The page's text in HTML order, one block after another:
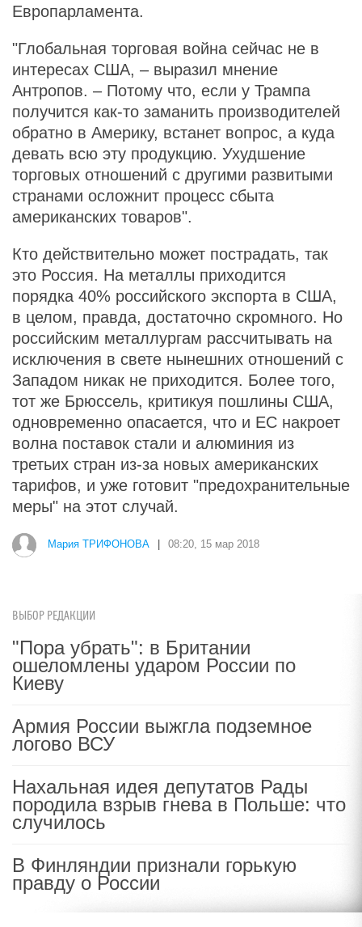
Европарламента.
"Глобальная торговая война сейчас не в
интересах США, – выразил мнение
Антропов. – Потому что, если у Трампа
получится как-то заманить производителей
обратно в Америку, встанет вопрос, а куда
девать всю эту продукцию. Ухудшение
торговых отношений с другими развитыми
странами осложнит процесс сбыта
американских товаров".
Кто действительно может пострадать, так
это Россия. На металлы приходится
порядка 40% российского экспорта в США,
в целом, правда, достаточно скромного. Но
российским металлургам рассчитывать на
исключения в свете нынешних отношений с
Западом никак не приходится. Более того,
тот же Брюссель, критикуя пошлины США,
одновременно опасается, что и ЕС накроет
волна поставок стали и алюминия из
третьих стран из-за новых американских
тарифов, и уже готовит "предохранительные
меры" на этот случай.
Мария ТРИФОНОВА 08:20, 15 мар 2018
ВЫБОР РЕДАКЦИИ
"Пора убрать": в Британии
ошеломлены ударом России по
Киеву
Армия России выжгла подземное
логово ВСУ
Нахальная идея депутатов Рады
породила взрыв гнева в Польше: что
случилось
В Финляндии признали горькую
правду о России